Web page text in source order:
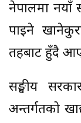
नेपालमा नयाँ
पाइने
तहबाट हुँदै
सङ्घीय
अन्तर्गतको